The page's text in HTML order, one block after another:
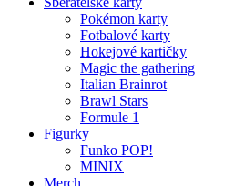
Pokémon karty
Fotbalové karty
Hokejové kartičky
Magic the gathering
Italian Brainrot
Brawl Stars
Formule 1
Figurky
Funko POP!
MINIX
Merch